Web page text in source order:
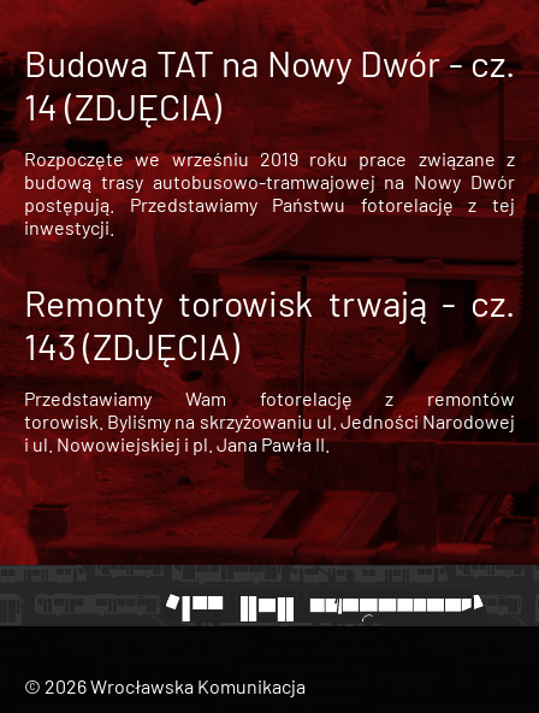
Budowa TAT na Nowy Dwór - cz.
14 (ZDJĘCIA)
Rozpoczęte we wrześniu 2019 roku prace związane z
budową trasy autobusowo-tramwajowej na Nowy Dwór
postępują. Przedstawiamy Państwu fotorelację z tej
inwestycji.
Remonty torowisk trwają - cz.
143 (ZDJĘCIA)
Przedstawiamy Wam fotorelację z remontów
torowisk. Byliśmy na skrzyżowaniu ul. Jedności Narodowej
i ul. Nowowiejskiej i pl. Jana Pawła II.
© 2026 Wrocławska Komunikacja